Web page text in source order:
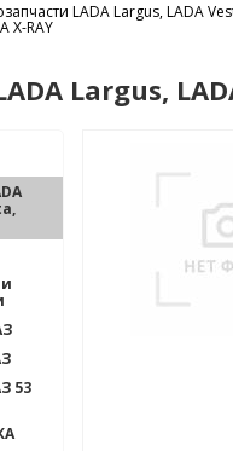
LADA Largus, LADA
X-RAY
Largus,
53